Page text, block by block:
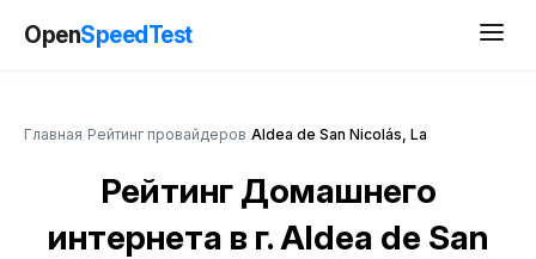
OpenSpeedTest
Главная Рейтинг провайдеров Aldea de San Nicolás, La
Рейтинг Домашнего
интернета в г. Aldea de San